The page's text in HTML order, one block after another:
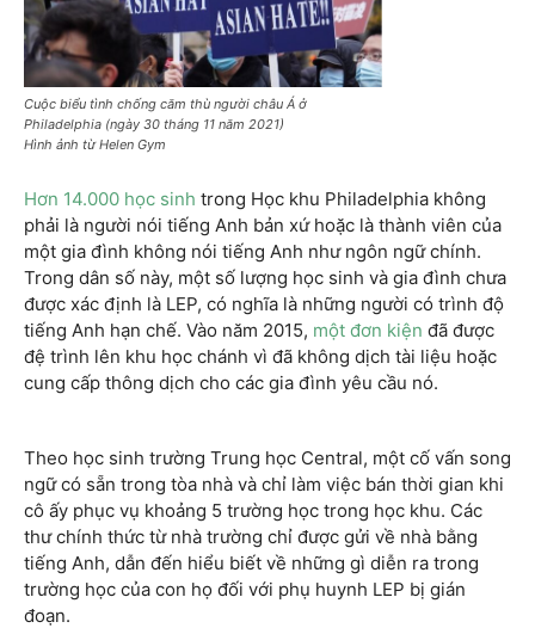
Cuộc biểu tình chống căm thù người châu Á ở
Philadelphia (ngày 30 tháng 11 năm 2021)
Hình ảnh từ Helen Gym
Hơn 14.000 học sinh trong Học khu Philadelphia không
phải là người nói tiếng Anh bản xứ hoặc là thành viên của
một gia đình không nói tiếng Anh như ngôn ngữ chính.
Trong dân số này, một số lượng học sinh và gia đình chưa
được xác định là LEP, có nghĩa là những người có trình độ
tiếng Anh hạn chế. Vào năm 2015, một đơn kiện đã được
đệ trình lên khu học chánh vì đã không dịch tài liệu hoặc
cung cấp thông dịch cho các gia đình yêu cầu nó.
Theo học sinh trường Trung học Central, một cố vấn song
ngữ có sẵn trong tòa nhà và chỉ làm việc bán thời gian khi
cô ấy phục vụ khoảng 5 trường học trong học khu. Các
thư chính thức từ nhà trường chỉ được gửi về nhà bằng
tiếng Anh, dẫn đến hiểu biết về những gì diễn ra trong
trường học của con họ đối với phụ huynh LEP bị gián
đoạn.